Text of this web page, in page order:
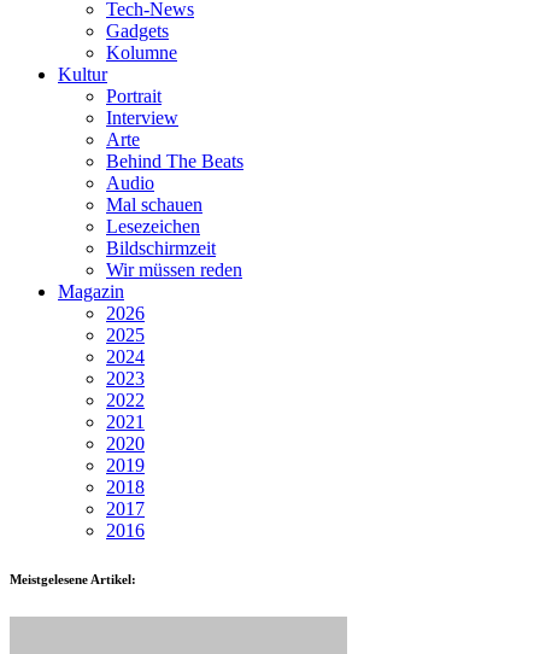
Tech-News
Gadgets
Kolumne
Kultur
Portrait
Interview
Arte
Behind The Beats
Audio
Mal schauen
Lesezeichen
Bildschirmzeit
Wir müssen reden
Magazin
2026
2025
2024
2023
2022
2021
2020
2019
2018
2017
2016
Meistgelesene Artikel: